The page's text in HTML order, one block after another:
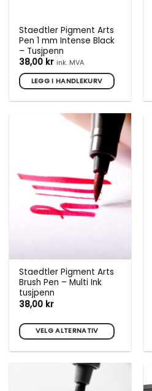
Staedtler Pigment Arts
Pen 1 mm Intense Black
– Tusjpenn
38,00 kr ink. MVA
LEGG I HANDLEKURV
Staedtler Pigment Arts
Brush Pen – Multi Ink
tusjpenn
38,00 kr
VELG ALTERNATIV